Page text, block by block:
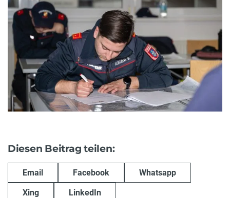
Diesen Beitrag teilen:
Email Facebook Whatsapp
Xing LinkedIn